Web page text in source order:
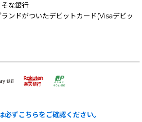
な銀行
ランドがついたデビットカード(Visaデビッ
ずこちらをご確認ください。